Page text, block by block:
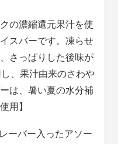
の濃縮還元果汁を使
スバーです。凍らせ
さっぱりした後味が
、果汁由来のさわや
は、暑い夏の水分補
用】
ーバー入ったアソー